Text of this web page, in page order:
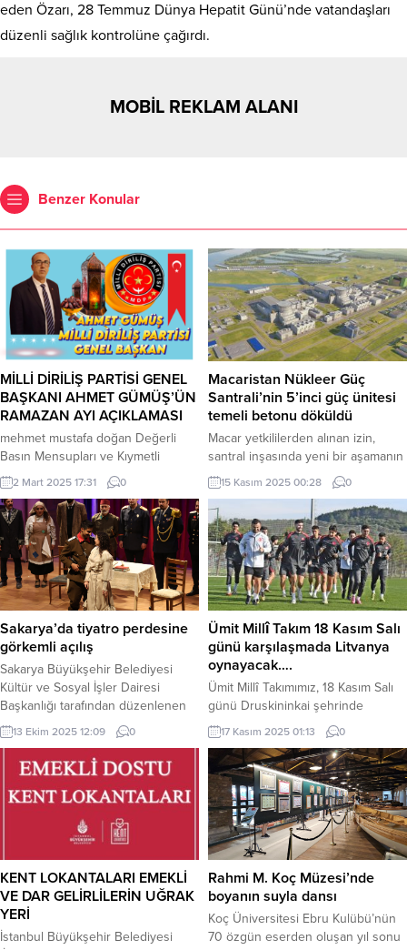
eden Özarı, 28 Temmuz Dünya Hepatit Günü’nde vatandaşları
düzenli sağlık kontrolüne çağırdı.
MOBİL REKLAM ALANI
Benzer Konular
MİLLİ DİRİLİŞ PARTİSİ GENEL
BAŞKANI AHMET GÜMÜŞ’ÜN
RAMAZAN AYI AÇIKLAMASI
mehmet mustafa doğan Değerli
Basın Mensupları ve Kıymetli
Vatandaşlar, Bugün, Milli Diriliş
Partisi olarak Ramazan ayının
bereket ve dayanışma ayı
olduğunu vurgulamak, bu mübarek
ayda toplumsal sorumluluklarımızı
hatırlatmak istiyorum. Ramazan ayı,
yardımlaşma, dayanışma ve
fedakârlık ayıdır. Her bireyin, her
toplumun yardımlaşma
duygusunun en üst seviyeye
çıktığı, empati ve duyarlılığın arttığı...
2 Mart 2025 17:31 0
Macaristan Nükleer Güç
Santrali’nin 5’inci güç ünitesi
temeli betonu döküldü
Macar yetkililerden alınan izin,
santral inşasında yeni bir aşamanın
önünü açıyor Macaristan Atom
Enerjisi Kurumu, Paks Nükleer Güç
Santrali’nin 5’inci güç ünitesinin
temeline ilk betonunun dökülmesi
için izinleri verdi. Bu izinle nükleer
ada binalarının inşasına da
başlanacak. Rusya Devlet Nükleer
Enerji Kuruluşu Rosatom’un
Mühendislik Bölümü’nün genel
tasarımcı ve ana yükleni olduğu...
15 Kasım 2025 00:28 0
Sakarya’da tiyatro perdesine
görkemli açılış
Sakarya Büyükşehir Belediyesi
Kültür ve Sosyal İşler Dairesi
Başkanlığı tarafından düzenlenen
kültür sanat etkinlikleri kapsamında,
yeni sezonun ilk tiyatro oyunu
sanatseverlerle buluştu. SAKARYA
(İGFA) – Sakarya Büyükşehir
Belediyesi, Ekim ayı kültür sanat
etkinlikleri kapsamında yeni
sezonun ilk tiyatro oyununda
Hu” komedisiyle açıldı ve usta...
13 Ekim 2025 12:09 0
Ümit Millî Takım 18 Kasım Salı
günü karşılaşmada Litvanya
oynayacak….
Ümit Millî Takımımız, 18 Kasım Salı
günü Druskininkai şehrinde
Litvanya ile oynayacağı 2027 UEFA
Avrupa U21 Şampiyonası grup
eleme maçının hazırlıklarına bugün
öğle saatlerinde TFF Riva Hasan
Doğan Millî Takımlar Kamp ve
Eğitim Tesisleri’nde yaptığı
antrenmanla devam etti. Antrenman
öncesinde A Millî Takım aday
kadrosuna geçiş yapan Yusuf
Akçiçek ve...
17 Kasım 2025 01:13 0
KENT LOKANTALARI EMEKLİ
VE DAR GELİRLİLERİN UĞRAK
YERİ
İstanbul Büyükşehir Belediyesi
Rahmi M. Koç Müzesi’nde
boyanın suyla dansı
Koç Üniversitesi Ebru Kulübü’nün
70 özgün eserden oluşan yıl sonu